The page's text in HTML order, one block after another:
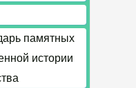
памятных
истории